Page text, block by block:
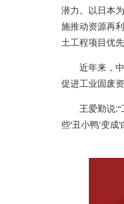
潜力。以日本
施推动资源再
土工程项目优
近年来，
促进工业固废
王爱勤说
些'丑小鸭’变成'